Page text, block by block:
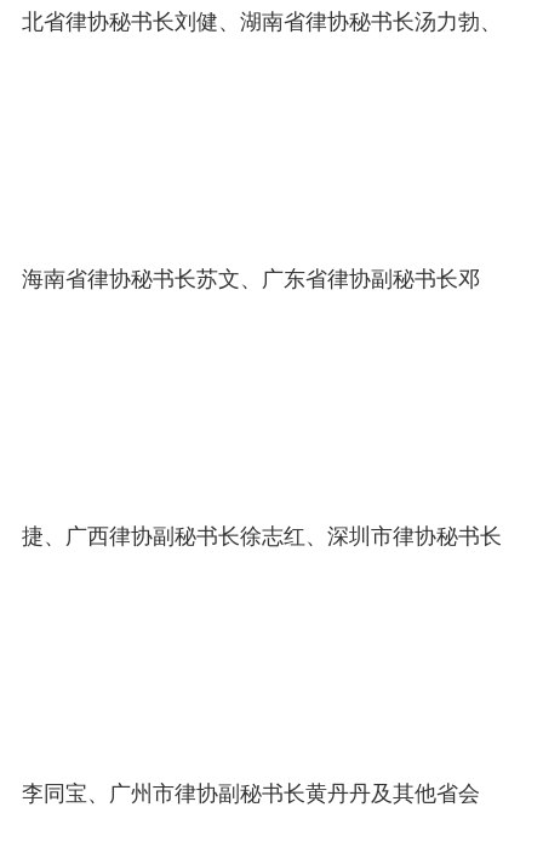
北省律协秘书长刘健、湖南省律协秘书长汤力勃、
海南省律协秘书长苏文、广东省律协副秘书长邓
捷、广西律协副秘书长徐志红、深圳市律协秘书长
李同宝、广州市律协副秘书长黄丹丹及其他省会